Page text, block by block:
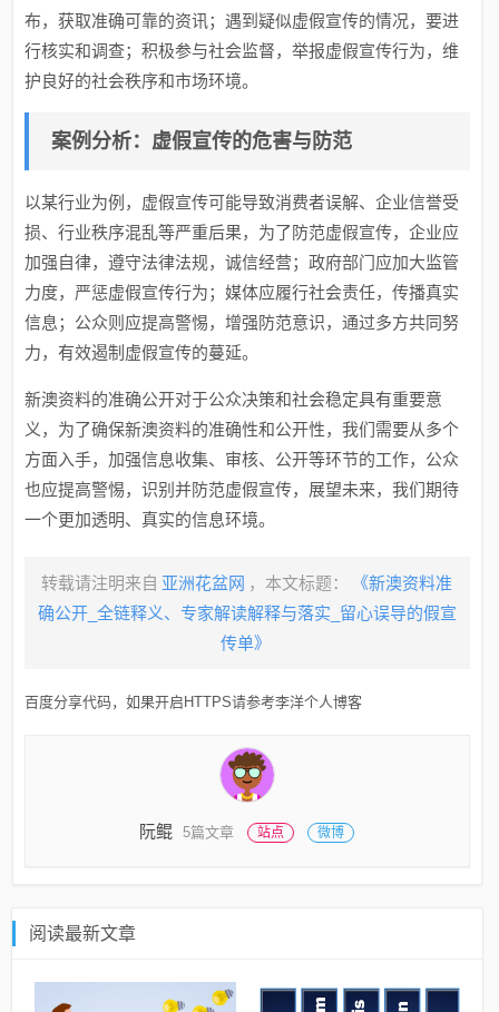
布，获取准确可靠的资讯；遇到疑似虚假宣传的情况，要进
行核实和调查；积极参与社会监督，举报虚假宣传行为，维
护良好的社会秩序和市场环境。
案例分析：虚假宣传的危害与防范
以某行业为例，虚假宣传可能导致消费者误解、企业信誉受
损、行业秩序混乱等严重后果，为了防范虚假宣传，企业应
加强自律，遵守法律法规，诚信经营；政府部门应加大监管
力度，严惩虚假宣传行为；媒体应履行社会责任，传播真实
信息；公众则应提高警惕，增强防范意识，通过多方共同努
力，有效遏制虚假宣传的蔓延。
新澳资料的准确公开对于公众决策和社会稳定具有重要意
义，为了确保新澳资料的准确性和公开性，我们需要从多个
方面入手，加强信息收集、审核、公开等环节的工作，公众
也应提高警惕，识别并防范虚假宣传，展望未来，我们期待
一个更加透明、真实的信息环境。
转载请注明来自 亚洲花盆网 ，本文标题：
《新澳资料准
确公开_全链释义、专家解读解释与落实_留心误导的假宣
传单》
百度分享代码，如果开启HTTPS请参考李洋个人博客
阮鲲 5篇文章 站点 微博
阅读最新文章